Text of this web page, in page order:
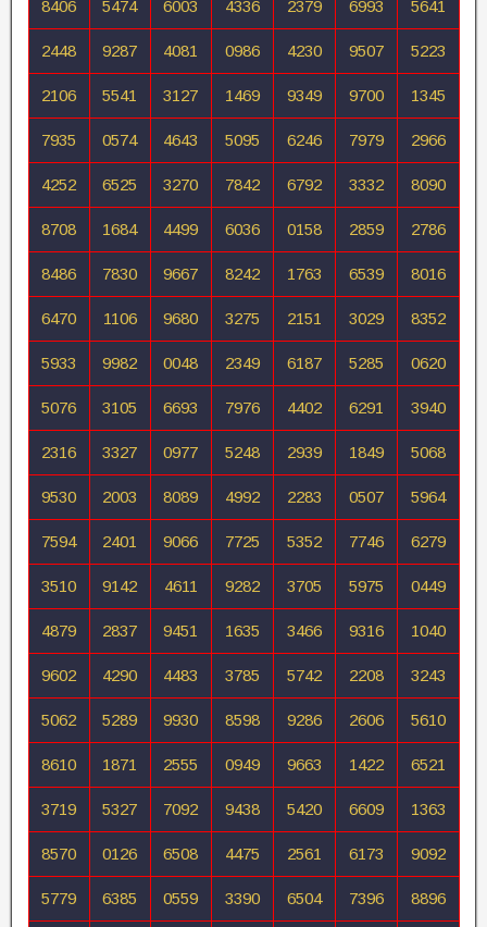
8406 5474 6003 4336 2379 6993 5641
2448 9287 4081 0986 4230 9507 5223
2106 5541 3127 1469 9349 9700 1345
7935 0574 4643 5095 6246 7979 2966
4252 6525 3270 7842 6792 3332 8090
8708 1684 4499 6036 0158 2859 2786
8486 7830 9667 8242 1763 6539 8016
6470 1106 9680 3275 2151 3029 8352
5933 9982 0048 2349 6187 5285 0620
5076 3105 6693 7976 4402 6291 3940
2316 3327 0977 5248 2939 1849 5068
9530 2003 8089 4992 2283 0507 5964
7594 2401 9066 7725 5352 7746 6279
3510 9142 4611 9282 3705 5975 0449
4879 2837 9451 1635 3466 9316 1040
9602 4290 4483 3785 5742 2208 3243
5062 5289 9930 8598 9286 2606 5610
8610 1871 2555 0949 9663 1422 6521
3719 5327 7092 9438 5420 6609 1363
8570 0126 6508 4475 2561 6173 9092
5779 6385 0559 3390 6504 7396 8896